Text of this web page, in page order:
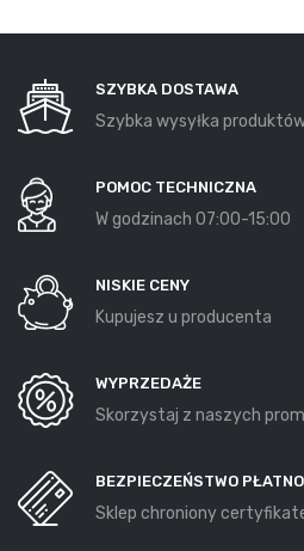
SZYBKA DOSTAWA
Szybka wysyłka
POMOC TECHNICZNA
W godzinach 07:00-15:00
NISKIE CENY
Kupujesz u producenta
WYPRZEDAŻE
Skorzystaj z naszych
BEZPIECZEŃSTWO
Sklep chroniony